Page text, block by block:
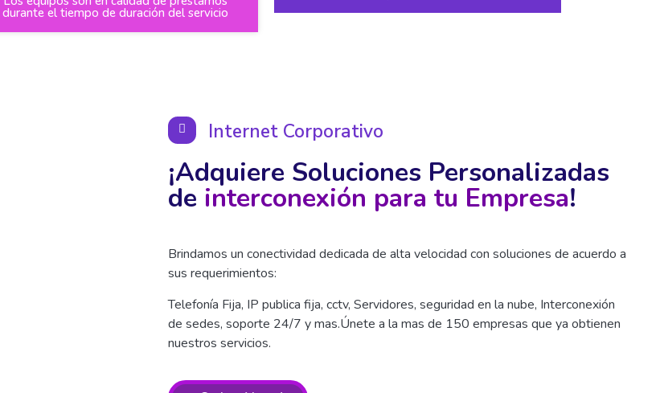
durante el tiempo de duración del servicio
Internet Corporativo
¡Adquiere Soluciones Personalizadas
de interconexión para tu Empresa!
Brindamos un conectividad dedicada de alta velocidad con soluciones de acuerdo a
sus requerimientos:
Telefonía Fija, IP publica fija, cctv, Servidores, seguridad en la nube, Interconexión
de sedes, soporte 24/7 y mas.Únete a la mas de 150 empresas que ya obtienen
nuestros servicios.